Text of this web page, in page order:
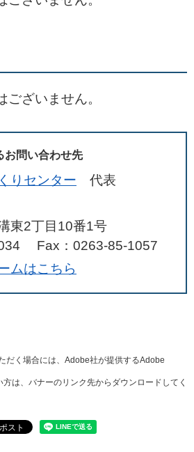
ざいません。
お問い合わせ先
りセンター
代表
東2丁目10番1号
Fax：0263-85-1057
ムはこちら
だく場合には、Adobe社が提供するAdobe
は、バナーのリンク先からダウンロードしてく